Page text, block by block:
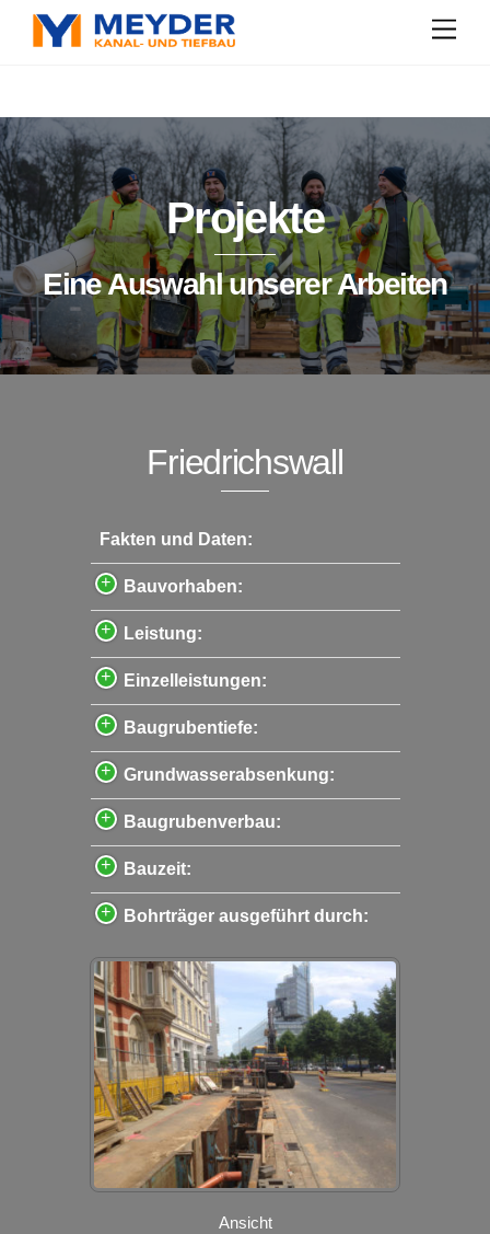
Skip
Projekte
Eine Auswahl unserer Arbeiten
Friedrichswall
Fakten und Daten:
Bauvorhaben:
Leistung:
Einzelleistungen:
Baugrubentiefe:
Grundwasserabsenkung:
Baugrubenverbau:
Bauzeit:
Bohrträger ausgeführt durch:
Ansicht